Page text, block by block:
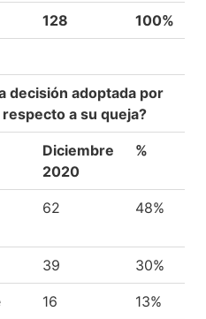
128 100%
decisión adoptada por
a su queja?
Diciembre
2020
%
62 48%
39 30%
16 13%